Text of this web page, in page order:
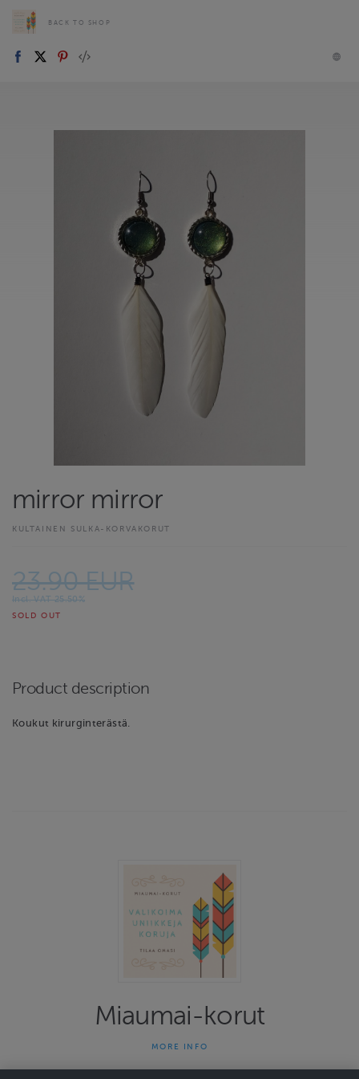
BACK TO SHOP
mirror mirror
KULTAINEN SULKA-KORVAKORUT
23.90 EUR
Incl. VAT 25.50%
SOLD OUT
Product description
Koukut kirurginterästä.
Miaumai-korut
koruja jo 13 vuotta. Kauniit ja persoonalliset korut herättävät
MORE INFO